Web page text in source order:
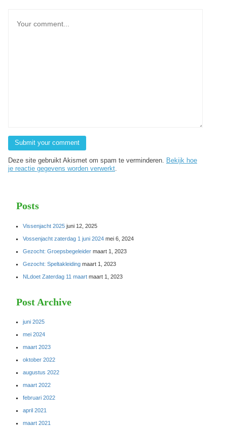
Deze site gebruikt Akismet om spam te verminderen. Bekijk hoe
je reactie gegevens worden verwerkt.
Posts
Vissenjacht 2025 juni 12, 2025
Vossenjacht zaterdag 1 juni 2024 mei 6, 2024
Gezocht: Groepsbegeleider maart 1, 2023
Gezocht: Speltakleiding maart 1, 2023
NLdoet Zaterdag 11 maart maart 1, 2023
Post Archive
juni 2025
mei 2024
maart 2023
oktober 2022
augustus 2022
maart 2022
februari 2022
april 2021
maart 2021